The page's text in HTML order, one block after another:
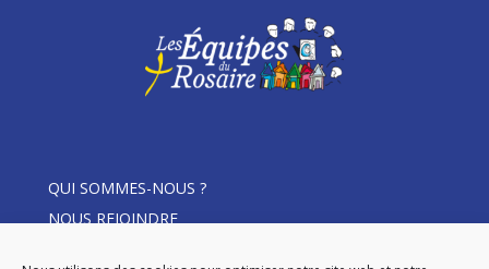
QUI SOMMES-NOUS ?
NOUS REJOINDRE